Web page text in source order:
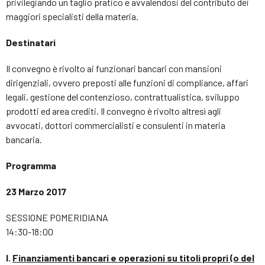
maggiori specialisti della materia.
Destinatari
Il convegno è rivolto ai funzionari bancari con mansioni
dirigenziali, ovvero preposti alle funzioni di compliance, affari
legali, gestione del contenzioso, contrattualistica, sviluppo
prodotti ed area crediti. Il convegno è rivolto altresì agli
avvocati, dottori commercialisti e consulenti in materia
bancaria.
Programma
23 Marzo 2017
SESSIONE POMERIDIANA
14:30-18:00
I. Finanziamenti bancari e operazioni su titoli propri (o del